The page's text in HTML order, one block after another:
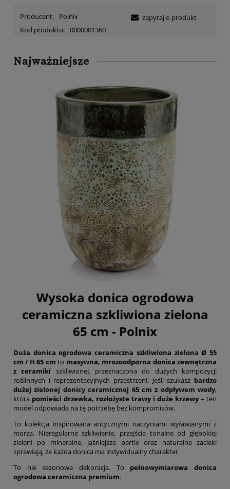
Producent:
Polnix
Kod produktu: 0000001360
zapytaj o produkt
Najważniejsze
Wysoka donica ogrodowa
ceramiczna szkliwiona zielona
65 cm - Polnix
Duża donica ogrodowa ceramiczna szkliwiona zielona Ø 55
cm / H 65 cm to masywna, mrozoodporna donica zewnętrzna
z ceramiki szkliwionej, przeznaczona do dużych kompozycji
roślinnych i reprezentacyjnych przestrzeni. Jeśli szukasz bardzo
dużej zielonej donicy ceramicznej 65 cm z odpływem wody,
która pomieści drzewka, rozłożyste trawy i duże krzewy– ten
model odpowiada na tę potrzebę bez kompromisów.
To kolekcja inspirowana antycznymi naczyniami wyławianymi z
morza. Nieregularne szkliwienie, przejścia tonalne od głębokiej
zieleni po mineralne, jaśniejsze partie oraz naturalne zacieki
sprawiają, że każda donica ma indywidualny charakter.
To nie sezonowa dekoracja. To pełnowymiarowa donica
ogrodowa ceramiczna premium.